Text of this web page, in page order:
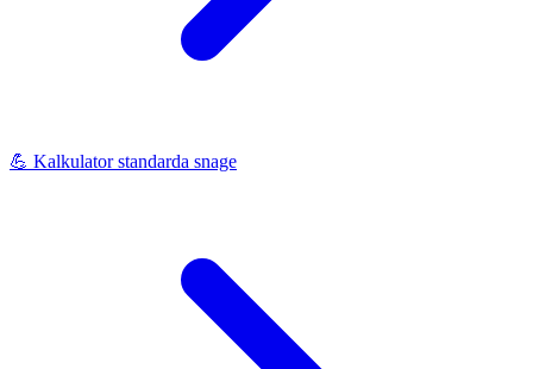
💪 Kalkulator standarda snage